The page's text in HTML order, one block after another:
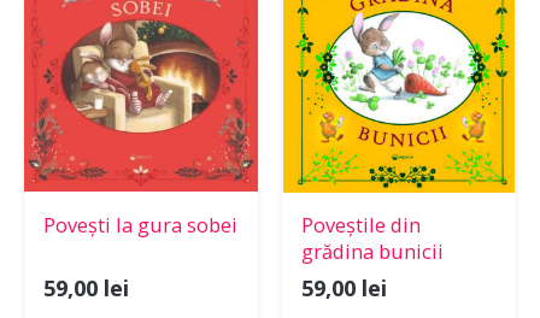
Povești la gura sobei
59,00 lei
Poveștile din
grădina bunicii
59,00 lei